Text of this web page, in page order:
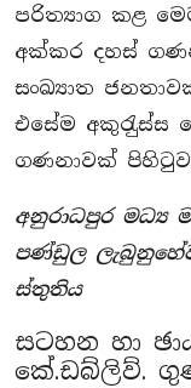
පරිත්‍යාග කළ
අක්කර දහස්
සංඛ්‍යාත
එසේම
ගණනාවක්
අනුරාධපුර මධ්‍ය
පණ්ඩුල
ස්තුතිය
සටහන හා
කේ.ඩබ්ලිව්.